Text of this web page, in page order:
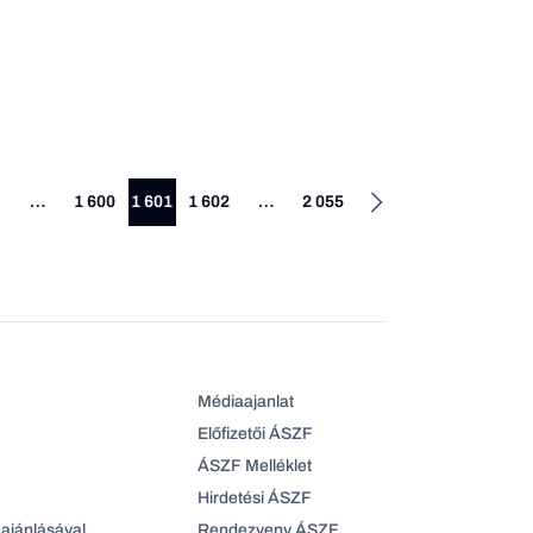
… 1 600 1 601 1 602 … 2 055
Médiaajanlat
Előfizetői ÁSZF
ÁSZF Melléklet
Hirdetési ÁSZF